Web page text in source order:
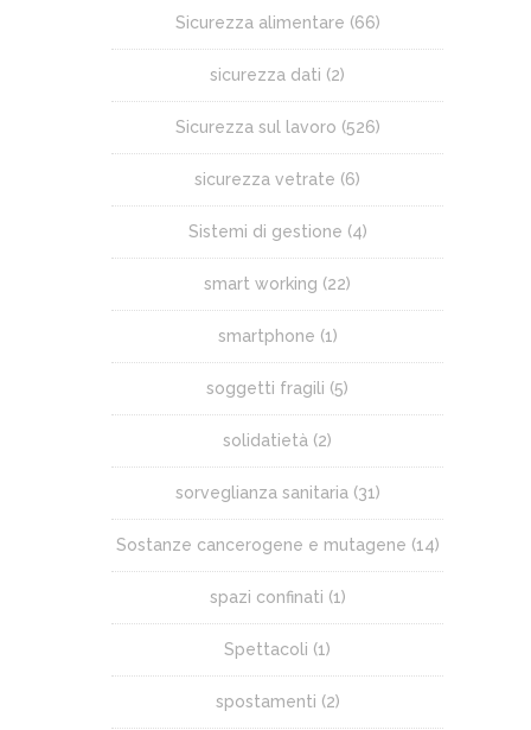
Sicurezza alimentare (66)
sicurezza dati (2)
Sicurezza sul lavoro (526)
sicurezza vetrate (6)
Sistemi di gestione (4)
smart working (22)
smartphone (1)
soggetti fragili (5)
solidatietà (2)
sorveglianza sanitaria (31)
Sostanze cancerogene e mutagene (14)
spazi confinati (1)
Spettacoli (1)
spostamenti (2)